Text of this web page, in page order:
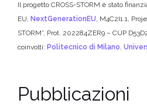
Il progetto CROSS-STORM è stato
EU, NextGenerationEU, M4C2I1.1,
STORM”, Prot. 202284ZER9 – CUP
coinvolti: Politecnico di Milano,
Pubblicazioni